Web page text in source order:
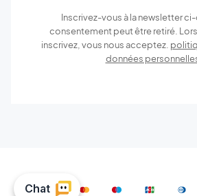
Inscrivez-vous à la newsletter
consentement peut être retiré.
inscrivez, vous nous acceptez.
données